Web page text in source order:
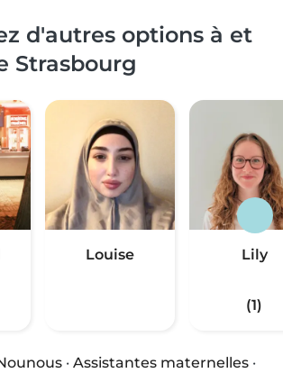
d'autres options à et
Strasbourg
Louise Lily
(1)
· Assistantes maternelles ·